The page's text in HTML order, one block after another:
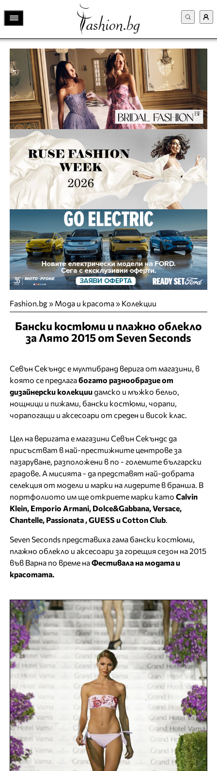
Fashion.bg» Мода и красота» Колекции
Бански костюми и плажно облекло
за Лято 2015 от Seven Seconds
Севън Секъндс е мултибранд верига от магазини, в
която се предлагабогато разнообразие от
дизайнерски колекциидамско и мъжко бельо,
нощници и пижами, бански костюми, чорапи,
чорапогащи и аксесоари от среден и висок клас.
Цел на веригата е магазини Севън Секъндс да
присъстват в най-престижните центрове за
пазаруване, разположени в по - големите български
градове. А мисията - да представят най-добрата
селекция от модели и марки на лидерите в бранша. В
портфолиото им ще откриете марки като Calvin
Klein, Emporio Armani, Dolce&Gabbana, Versace,
Chantelle, Passionata , GUESS и Cotton Club.
Seven Seconds представиха гама бански костюми,
плажно облекло и аксесоари за горещия сезон на 2015
във Варна по време наФестивала на модата и
красотата.